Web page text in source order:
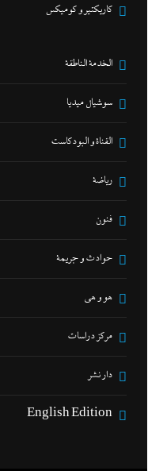
كاريكتير و كوميكس
الخدمة الناطقة
سوشيال ميديا
القناة و البودكاست
رياضة
فنون
حوادث و جريمة
هو و هي
مركز دراسات
دار نشر
English Edition